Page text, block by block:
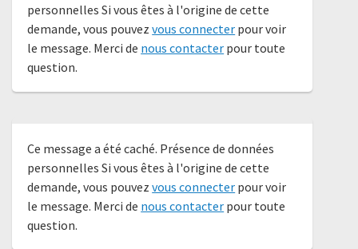
personnelles Si vous êtes à l'origine de cette
demande, vous pouvezvous connecter pour voir
le message. Merci de nous contacter pour toute
question.
Ce message a été caché. Présence de données
personnelles Si vous êtes à l'origine de cette
demande, vous pouvezvous connecter pour voir
le message. Merci de nous contacter pour toute
question.